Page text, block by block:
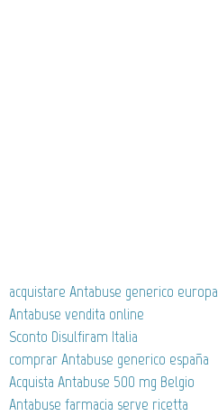
acquistare Antabuse generico europa
Antabuse vendita online
Sconto Disulfiram Italia
comprar Antabuse generico españa
Acquista Antabuse 500 mg Belgio
Antabuse farmacia serve ricetta